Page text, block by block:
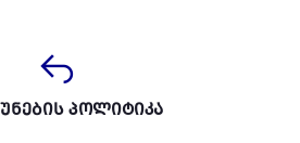
პოლიტიკა